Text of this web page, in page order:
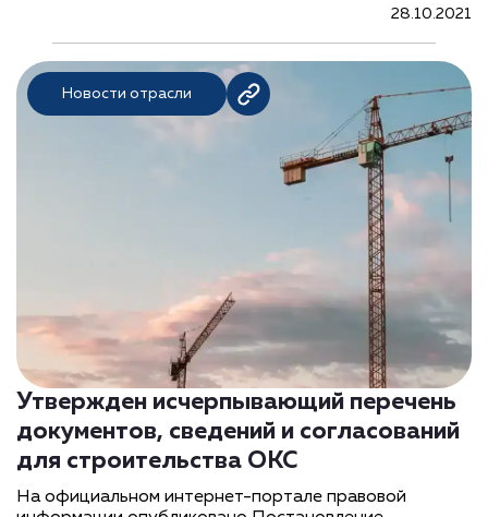
28.10.2021
Новости отрасли
Утвержден исчерпывающий перечень
документов, сведений и согласований
для строительства ОКС
На официальном интернет-портале правовой